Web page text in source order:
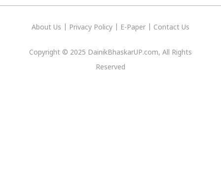
About Us Privacy Policy E-Paper Contact Us
Copyright © 2025 DainikBhaskarUP.com, All Rights
Reserved